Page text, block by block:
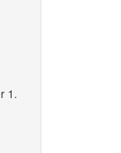
1.